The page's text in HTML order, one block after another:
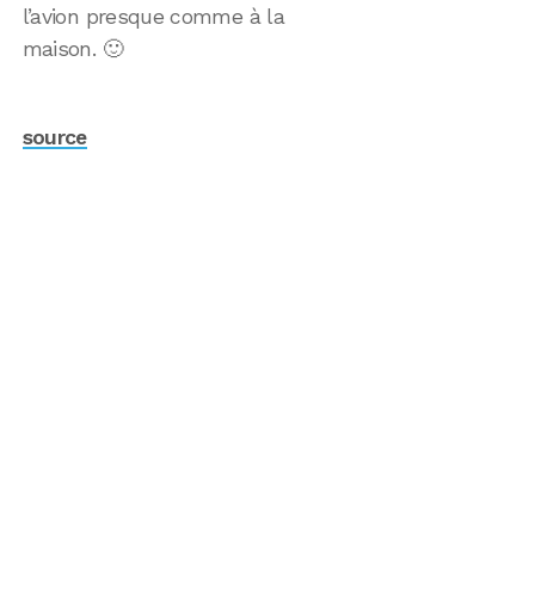
l’avion presque comme à la
maison. 🙂
source